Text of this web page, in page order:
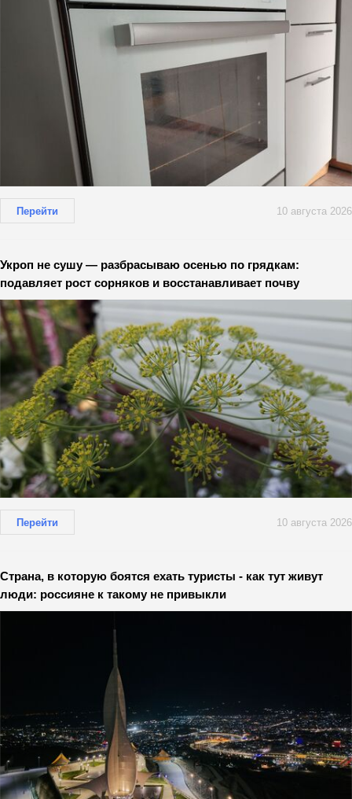
Перейти 10 августа 2026
Укроп не сушу — разбрасываю осенью по грядкам:
подавляет рост сорняков и восстанавливает почву
Перейти 10 августа 2026
Страна, в которую боятся ехать туристы - как тут живут
люди: россияне к такому не привыкли